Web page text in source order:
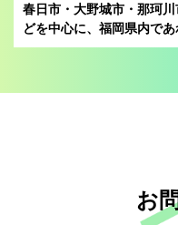
春日市・大野城市・那珂
どを中心に、 福岡県内であ
お